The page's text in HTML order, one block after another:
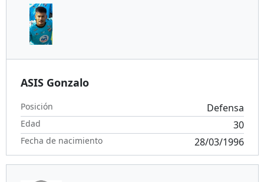
ASIS Gonzalo
Posición Defensa
Edad 30
Fecha de nacimiento 28/03/1996